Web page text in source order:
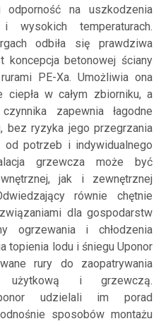
na uszkodzenia
temperaturach.
odbiła się prawdziwa
koncepcja betonowej ściany
PE-Xa. Umożliwia ona
ciepła w całym zbiorniku, a
zapewnia łagodne
bez ryzyka jego przegrzania
od potrzeb i indywidualnego
grzewcza może być
jak i zewnętrznej
równie chętnie
dla gospodarstw
ogrzewania i chłodzenia
topienia lodu i śniegu Uponor
rury do zaopatrywania
i grzewczą.
udzielali im porad
sposobów montażu